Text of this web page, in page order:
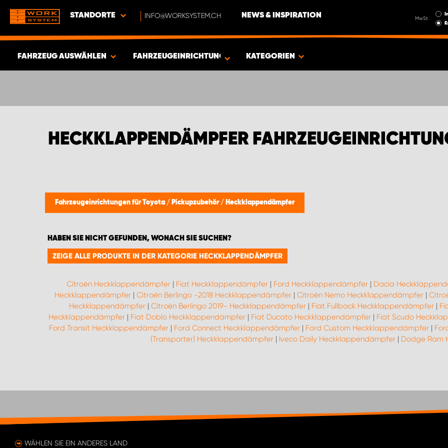
STANDORTE INFO@WORKSYSTEM.CH NEWS & INSPIRATION MwSt.
FAHRZEUG AUSWÄHLEN
ARTIKEL
FAHRZEUGEINRICHTUNGEN FÜR TOYOTA
KATEGORIEN
HECKKLAPPENDÄMPFER
Fahrzeugeinrichtungen für Toyota / Pickupzubehör / Heckklappendämpfer
HABEN SIE NICHT GEFUNDEN, WONACH SIE SUCHEN?
ZEIGE ALLE PRODUKTE IN DER KATEGORIE HECKKLAPPENDÄMPFER
Citroën Heckklappendämpfer | Fiat Heckklappendämpfer | Ford Heckklappendämpfer | Dacia
Heckklappendämpfer| Citroën Berlingo -2018 Heckklappendämpfer| Citroën Nemo Heckklappendämpfer|
Heckklappendämpfer | Citroën Berlingo 2019- Heckklappendämpfer | Fiat Fullback Heckklappendämpfer |
Heckklappendämpfer | Fiat Doblo Heckklappendämpfer | Fiat Ducato Heckklappendämpfer | Fiat Scudo
Ford Transit Heckklappendämpfer | Ford Connect Heckklappendämpfer | Ford Custom Heckklappendämpfer |
(Transporter) Heckklappendämpfer| Iveco Daily Heckklappendämpfer| Dodge Ram
WÄHLEN SIE EIN ANDERES LAND